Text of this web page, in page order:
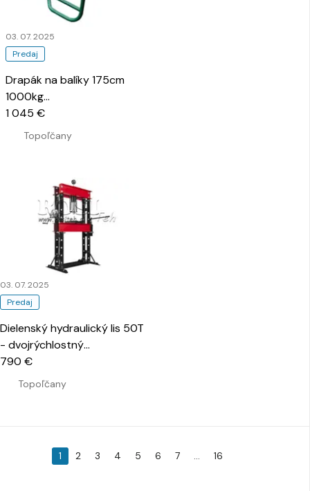
Predaj
03. 07. 2025
Drapák na balíky 175cm
1000kg…
Topoľčany
1 045 €
Predaj
03. 07. 2025
Dielenský hydraulický lis 50T
- dvojrýchlostný…
Topoľčany
790 €
1 2 3 4 5 6 7 ... 16